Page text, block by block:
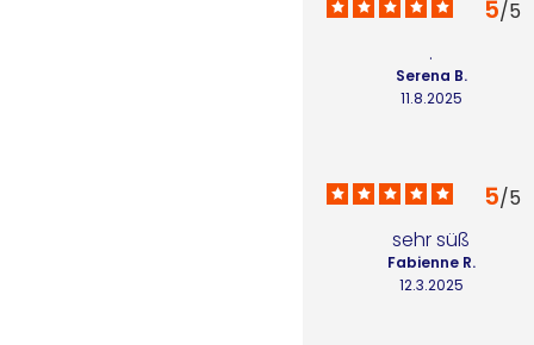
5/5
.
11.8.2025
Serena B.
5/5
sehr süß
12.3.2025
Fabienne R.